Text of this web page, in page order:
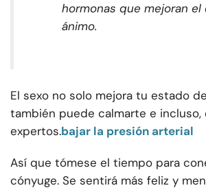
hormonas que mejoran
ánimo.
El sexo no solo mejora tu estado
también puede calmarte e incluso,
expertos.bajar la presión arterial
Así que tómese el tiempo para
cónyuge. Se sentirá más feliz y